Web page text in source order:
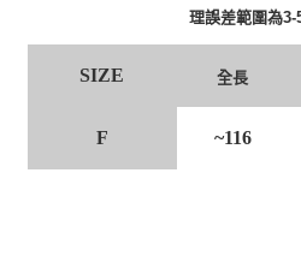
理誤差範圍為3-
SIZE 全長
F ~116